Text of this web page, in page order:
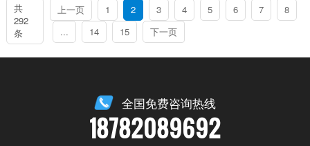
共
292
条
上一页 1 2 3 4 5 6 7
8
...
14 15 下一页
全国免费咨询热线
18782089692